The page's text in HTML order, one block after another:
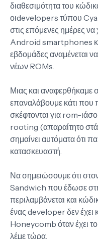
διαθεσιμότητα του
οιdevelopers τύπου
στις επόμενες ημέρες
Android smartphones
εβδομάδες αναμένεται
νέων ROMs.
Μιας και αναφερθήκαμε
επαναλάβουμε κάτι που
σκέφτονται για rom-
rooting (απαραίτητο
σημαίνει αυτόματα ότι
κατασκευαστή.
Να σημειώσουμε ότι
Sandwich που έδωσε
περιλαμβάνεται και
ένας developer δεν έχει
Honeycomb όταν έχει
λέμε τώρα.